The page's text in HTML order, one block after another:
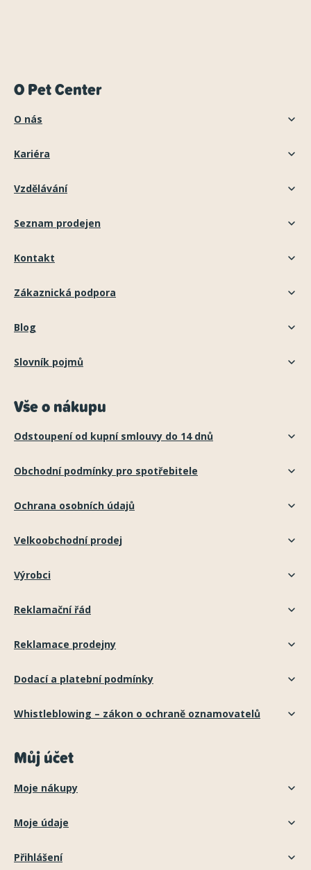
O Pet Center
O nás
Kariéra
Vzdělávání
Seznam prodejen
Kontakt
Zákaznická podpora
Blog
Slovník pojmů
Vše o nákupu
Odstoupení od kupní smlouvy do 14 dnů
Obchodní podmínky pro spotřebitele
Ochrana osobních údajů
Velkoobchodní prodej
Výrobci
Reklamační řád
Reklamace prodejny
Dodací a platební podmínky
Whistleblowing – zákon o ochraně oznamovatelů
Můj účet
Moje nákupy
Moje údaje
Přihlášení